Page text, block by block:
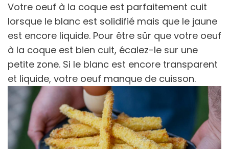
Votre oeuf à la coque est parfaitement cuit
lorsque le blanc est solidifié mais que le jaune
est encore liquide. Pour être sûr que votre oeuf
à la coque est bien cuit, écalez-le sur une
petite zone. Si le blanc est encore transparent
et liquide, votre oeuf manque de cuisson.